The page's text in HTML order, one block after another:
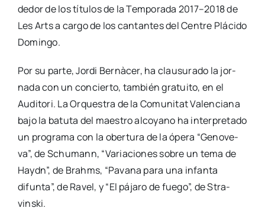
de­dor de los títu­los de la Tem­po­ra­da 2017–2018 de
Les Arts a car­go de los can­tan­tes del Cen­tre Plá­ci­do
Domin­go.
Por su par­te, Jor­di Ber­nà­cer, ha clau­su­ra­do la jor­
na­da con un con­cier­to, tam­bién gra­tui­to, en el
Audi­to­ri. La Orques­tra de la Comu­ni­tat Valen­cia­na
bajo la batu­ta del maes­tro alco­yano ha inter­pre­ta­do
un pro­gra­ma con la ober­tu­ra de la ópe­ra “Geno­ve­
va”, de Schu­mann, “Varia­cio­nes sobre un tema de
Haydn”, de Brahms, “Pava­na para una infan­ta
difun­ta”, de Ravel, y “El pája­ro de fue­go”, de Stra­
vins­ki.